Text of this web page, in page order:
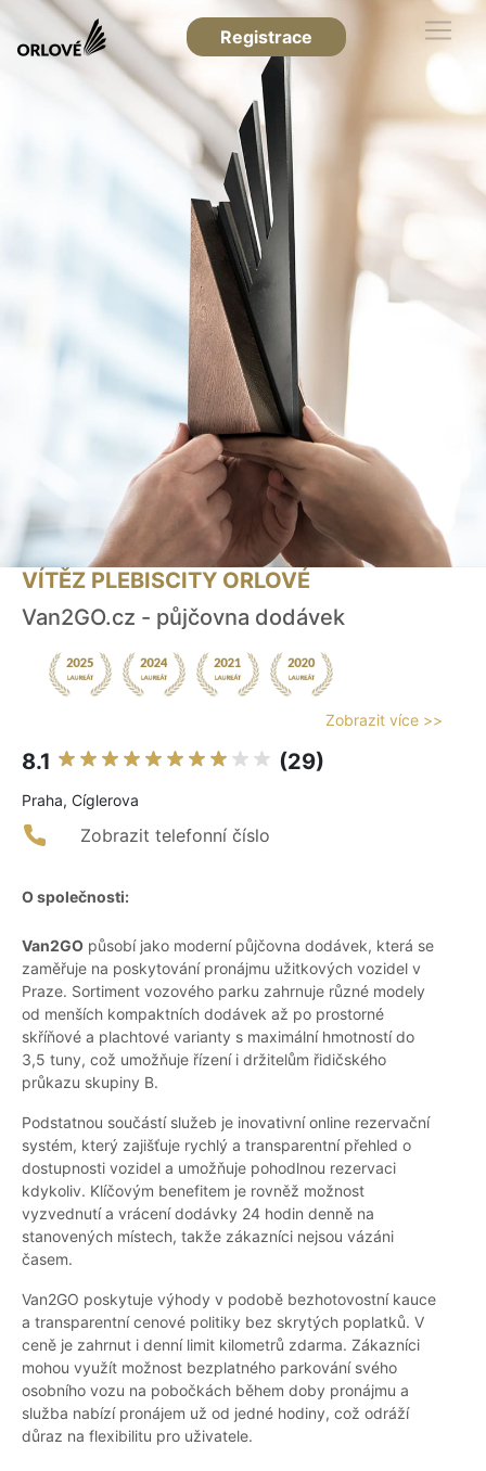
Registrace
VÍTĚZ PLEBISCITY ORLOVÉ
Van2GO.cz - půjčovna dodávek
Zobrazit více >>
8.1 (29)
Praha, Cíglerova
Zobrazit telefonní číslo
O společnosti:
Van2GO působí jako moderní půjčovna dodávek, která se
zaměřuje na poskytování pronájmu užitkových vozidel v
Praze. Sortiment vozového parku zahrnuje různé modely
od menších kompaktních dodávek až po prostorné
skříňové a plachtové varianty s maximální hmotností do
3,5 tuny, což umožňuje řízení i držitelům řidičského
průkazu skupiny B.
Podstatnou součástí služeb je inovativní online rezervační
systém, který zajišťuje rychlý a transparentní přehled o
dostupnosti vozidel a umožňuje pohodlnou rezervaci
kdykoliv. Klíčovým benefitem je rovněž možnost
vyzvednutí a vrácení dodávky 24 hodin denně na
stanovených místech, takže zákazníci nejsou vázáni
časem.
Van2GO poskytuje výhody v podobě bezhotovostní kauce
a transparentní cenové politiky bez skrytých poplatků. V
ceně je zahrnut i denní limit kilometrů zdarma. Zákazníci
mohou využít možnost bezplatného parkování svého
osobního vozu na pobočkách během doby pronájmu a
služba nabízí pronájem už od jedné hodiny, což odráží
důraz na flexibilitu pro uživatele.